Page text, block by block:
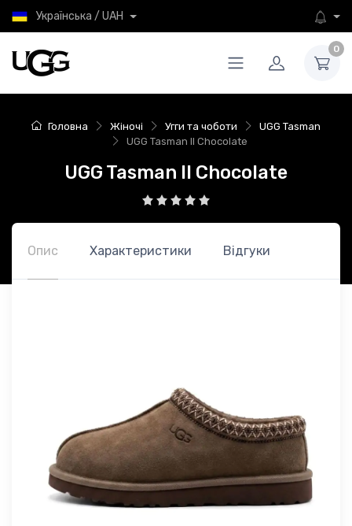
Українська / UAH
0
Головна Жіночі Угги та чоботи
UGG Tasman
UGG Tasman II Chocolate
UGG Tasman II Chocolate
Опис Характеристики Відгуки